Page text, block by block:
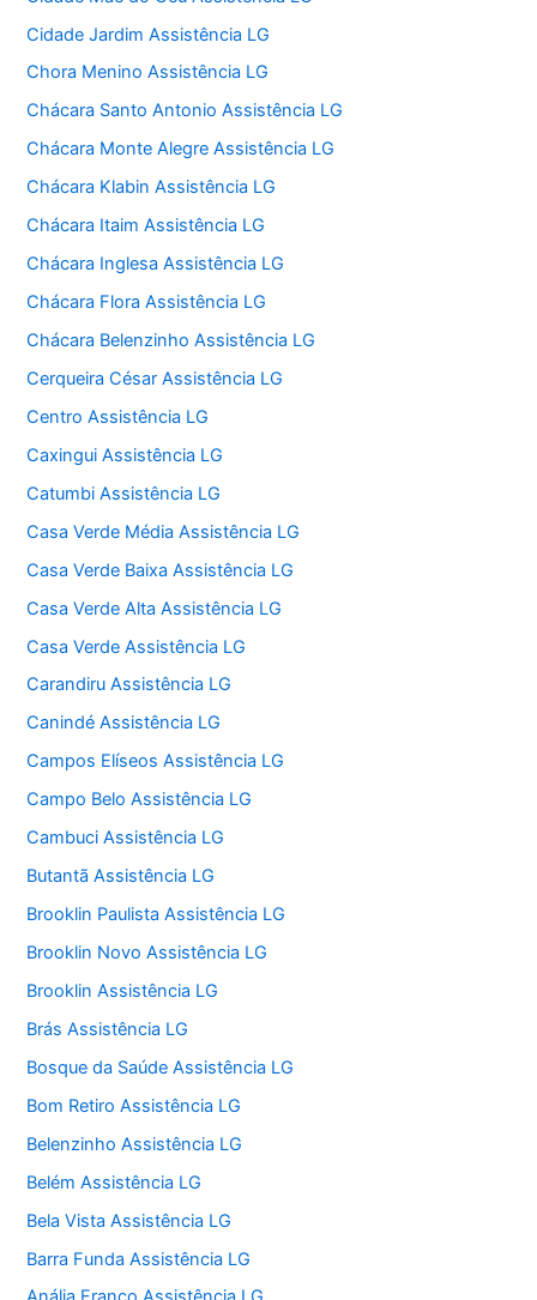
Cidade Jardim Assistência LG
Chora Menino Assistência LG
Chácara Santo Antonio Assistência LG
Chácara Monte Alegre Assistência LG
Chácara Klabin Assistência LG
Chácara Itaim Assistência LG
Chácara Inglesa Assistência LG
Chácara Flora Assistência LG
Chácara Belenzinho Assistência LG
Cerqueira César Assistência LG
Centro Assistência LG
Caxingui Assistência LG
Catumbi Assistência LG
Casa Verde Média Assistência LG
Casa Verde Baixa Assistência LG
Casa Verde Alta Assistência LG
Casa Verde Assistência LG
Carandiru Assistência LG
Canindé Assistência LG
Campos Elíseos Assistência LG
Campo Belo Assistência LG
Cambuci Assistência LG
Butantã Assistência LG
Brooklin Paulista Assistência LG
Brooklin Novo Assistência LG
Brooklin Assistência LG
Brás Assistência LG
Bosque da Saúde Assistência LG
Bom Retiro Assistência LG
Belenzinho Assistência LG
Belém Assistência LG
Bela Vista Assistência LG
Barra Funda Assistência LG